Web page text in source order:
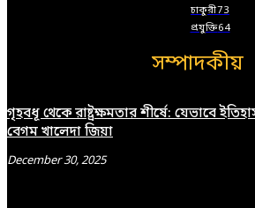
চাকুরী73
প্রযুক্তি64
সম্পাদকীয়
গৃহবধূ থেকে রাষ্ট্রক্ষমতার শীর্ষে: যেভাবে
বেগম খালেদা জিয়া
December 30, 2025